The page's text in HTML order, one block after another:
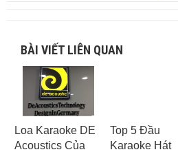
BÀI VIẾT LIÊN QUAN
Loa Karaoke DE
Acoustics Của
Top 5 Đầu
Karaoke Hát